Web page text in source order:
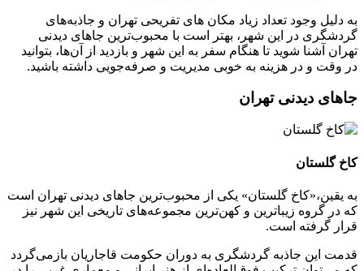
به دلیل وجود تعداد زیاد مکان های تفریحی تهران و جاذبه‌های
گردشگری در این شهر، بهتر است با محبوب‌ترین جاهای دیدنی
تهران آشنا شوید تا هنگام سفر به این شهر و بازدید از آن‌ها، بتوانید
در وقت و در هزینه به خوبی مدیریت و صرفه‌جویی داشته باشید.
جاهای دیدنی تهران
کاخ گلستان
به یقین،«کاخ گلستان» یکی از محبوب‌ترین جاهای دیدنی تهران است
که در گروه زیباترین و کهن‌ترین مجموعه‌های تاریخی این شهر نیز
قرار گرفته است.
قدمت این جاذبه‌ گردشگری به دوران حکومت قاجاریان بازمی‌گردد